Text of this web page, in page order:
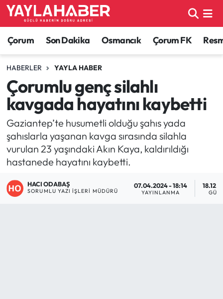
Çorum Son Dakika Osmancık Çorum FK
HABERLER YAYLA HABER
Çorumlu genç silahlı
kavgada hayatını kaybetti
Gaziantep’te husumetli olduğu şahıs yada
şahıslarla yaşanan kavga sırasında silahla
vurulan 23 yaşındaki Akın Kaya, kaldırıldığı
hastanede hayatını kaybetti.
HACI ODABAŞ
SORUMLU YAZI İŞLERI MÜDÜRÜ
07.04.2024 - 18:14
YAYINLANMA
Alaca Haberleri
Bayat Haberleri
Bilgi - Keşfet Haberleri
Bilim ve Teknoloji
Boğazkale Haberleri
Çorum Haberleri
Çorum Son Dakika Haberleri
Çorum Nöbetçi Eczaneler
Çorum Hava Durumu
Çorum Namaz Vakitleri
Çorum Trafik Yoğunluk Haritası
TFF 1.Lig Puan Durumu ve Fikstür
Tüm Manşetler
Son Dakika Haberleri